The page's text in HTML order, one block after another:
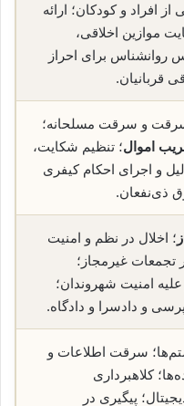
افراد و کودکان؛ ارائه
موازین اخلاقی،
روانشناس برای احراز
قربانیان.
و سرقت مسلحانه؛
اموال؛ تنظیم شکایت،
و اجرای احکام کیفری
ذی‌نفعان.
؛ اخلال در نظم و امنیت
غیرمجاز؛
علیه امنیت شهروندان؛
و دادسرا و دادگاه.
سرقت اطلاعات و
کلاهبرداری
پیگیری در